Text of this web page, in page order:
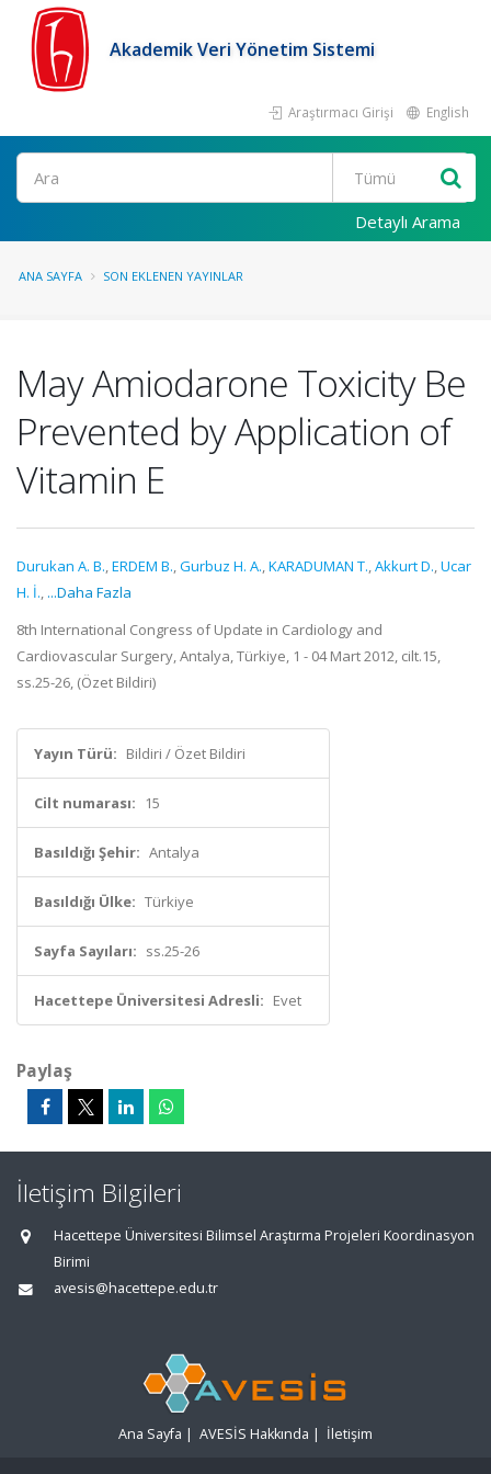
Akademik Veri Yönetim Sistemi
Araştırmacı Girişi English
Ara
Detaylı Arama
ANA SAYFA SON EKLENEN YAYINLAR
May Amiodarone Toxicity Be
Prevented by Application of
Vitamin E
Durukan A. B.,ERDEM B.,Gurbuz H. A.,KARADUMAN T.,Akkurt D.,Ucar
H. İ., ...Daha Fazla
8th International Congress of Update in Cardiology and
Cardiovascular Surgery, Antalya, Türkiye, 1 - 04 Mart 2012, cilt.15,
ss.25-26, (Özet Bildiri)
Yayın Türü: Bildiri / Özet Bildiri
Cilt numarası: 15
Basıldığı Şehir: Antalya
Basıldığı Ülke: Türkiye
Sayfa Sayıları: ss.25-26
Hacettepe Üniversitesi Adresli: Evet
Paylaş
İletişim Bilgileri
Hacettepe Üniversitesi Bilimsel Araştırma Projeleri Koordinasyon
Birimi
avesis@hacettepe.edu.tr
Ana Sayfa | AVESİS Hakkında | İletişim